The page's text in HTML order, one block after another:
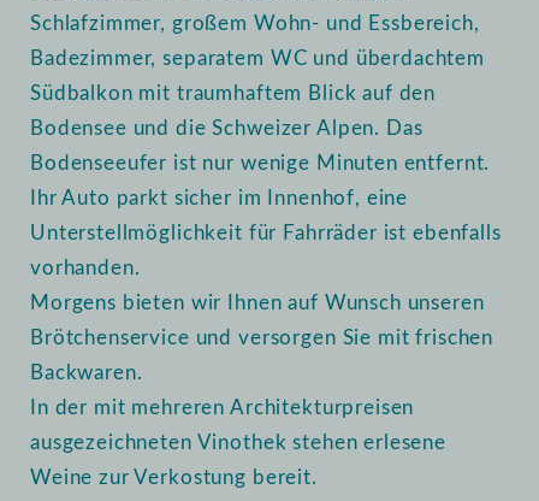
Schlafzimmer, großem Wohn- und Essbereich,
Badezimmer, separatem WC und überdachtem
Südbalkon mit traumhaftem Blick auf den
Bodensee und die Schweizer Alpen. Das
Bodenseeufer ist nur wenige Minuten entfernt.
Ihr Auto parkt sicher im Innenhof, eine
Unterstellmöglichkeit für Fahrräder ist ebenfalls
vorhanden.
Morgens bieten wir Ihnen auf Wunsch unseren
Brötchenservice und versorgen Sie mit frischen
Backwaren.
In der mit mehreren Architekturpreisen
ausgezeichneten Vinothek stehen erlesene
Weine zur Verkostung bereit.